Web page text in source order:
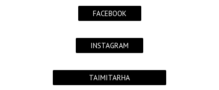
FACEBOOK
INSTAGRAM
TAIMITARHA